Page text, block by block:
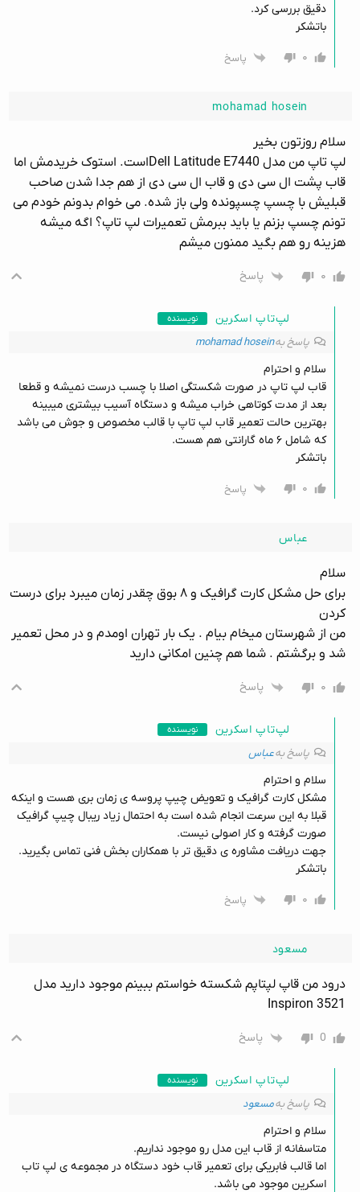
دقیق بررسی کرد.
باتشکر
۰
پاسخ
mohamad hosein
سلام روزتون بخیر
لپ تاپ من مدل Dell Latitude E7440است. استوک خریدمش اما
قاب پشت ال سی دی و قاب ال سی دی از هم جدا شدن صاحب
قبلیش با چسپ چسپونده ولی باز شده. می خوام بدونم خودم می
تونم چسپ بزنم یا باید ببرمش تعمیرات لپ تاپ؟ اگه میشه
هزینه رو هم بگید ممنون میشم
۰ پاسخ
لپ‌تاپ اسکرین نویسنده
پاسخ بهmohamad hosein
سلام و احترام
قاب لپ تاپ در صورت شکستگی اصلا با چسب درست نمیشه و قطعا
بعد از مدت کوتاهی خراب میشه و دستگاه آسیب بیشتری میبینه
بهترین حالت تعمیر قاب لپ تاپ با قالب مخصوص و جوش می باشد
که شامل ۶ ماه گارانتی هم هست.
باتشکر
۰
پاسخ
عباس
سلام
برای حل مشکل کارت گرافیک و ۸ بوق چقدر زمان میبرد برای درست
کردن
من از شهرستان میخام بیام . یک بار تهران اومدم و در محل تعمیر
شد و برگشتم . شما هم چنین امکانی دارید
۰ پاسخ
لپ‌تاپ اسکرین نویسنده
پاسخ بهعباس
سلام و احترام
مشکل کارت گرافیک و تعویض چیپ پروسه ی زمان بری هست و اینکه
قبلا به این سرعت انجام شده است به احتمال زیاد ریبال چیپ گرافیک
صورت گرفته و کار اصولی نیست.
جهت دریافت مشاوره ی دقیق تر با همکاران بخش فنی تماس بگیرید.
باتشکر
۰
پاسخ
مسعود
درود من قاپ لپتاپم شکسته خواستم ببینم موجود دارید مدل
Inspiron 3521
0 پاسخ
لپ‌تاپ اسکرین نویسنده
پاسخ بهمسعود
سلام و احترام
متاسفانه از قاب این مدل رو موجود نداریم.
اما قالب فابریکی برای تعمیر قاب خود دستگاه در مجموعه ی لپ تاب
اسکرین موجود می باشد.